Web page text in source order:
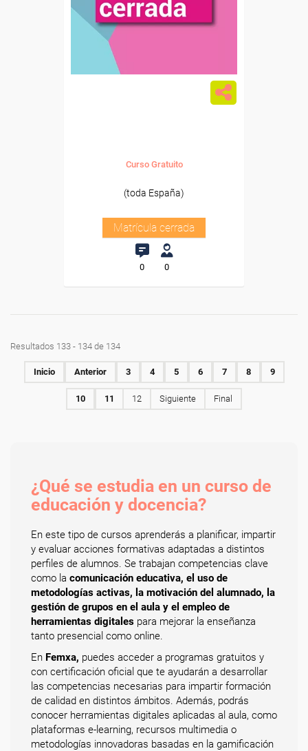
Curso Gratuito
(toda España)
Matrícula cerrada
0 0
Resultados 133 - 134 de 134
Inicio Anterior 3 4 5 6 7 8 9
10 11 12 Siguiente Final
¿Qué se estudia en un curso de
educación y docencia?
En este tipo de cursos aprenderás a planificar, impartir
y evaluar acciones formativas adaptadas a distintos
perfiles de alumnos. Se trabajan competencias clave
como la comunicación educativa, el uso de
metodologías activas, la motivación del alumnado, la
gestión de grupos en el aula y el empleo de
herramientas digitales para mejorar la enseñanza
tanto presencial como online.
En Femxa, puedes acceder a programas gratuitos y
con certificación oficial que te ayudarán a desarrollar
las competencias necesarias para impartir formación
de calidad en distintos ámbitos. Además, podrás
conocer herramientas digitales aplicadas al aula, como
plataformas e-learning, recursos multimedia o
metodologías innovadoras basadas en la gamificación